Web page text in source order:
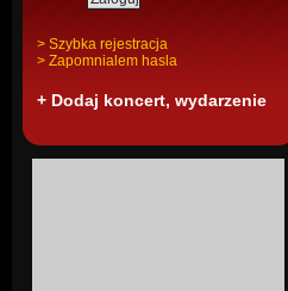
> Szybka rejestracja
> Zapomnialem hasla
+ Dodaj koncert, wydarzenie